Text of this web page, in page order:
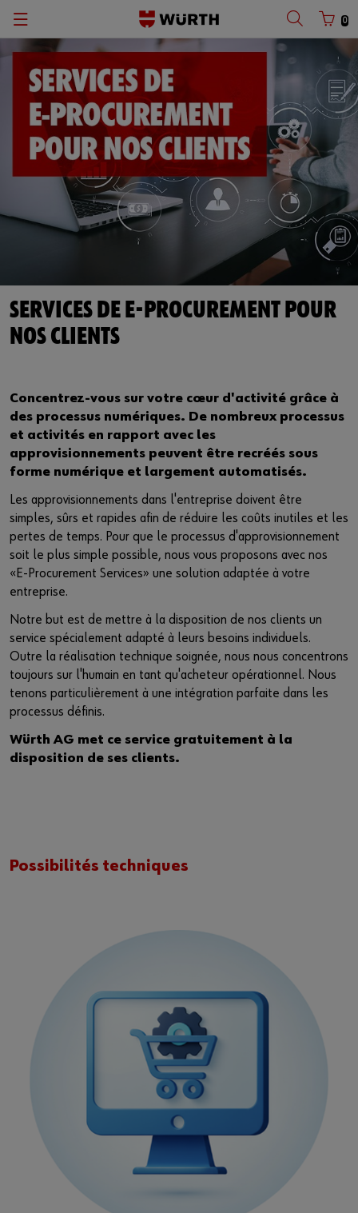
0
SERVICES DE E-PROCUREMENT POUR
NOS CLIENTS
Concentrez-vous sur votre cœur d'activité grâce à
des processus numériques. De nombreux processus
et activités en rapport avec les
approvisionnements peuvent être recréés sous
forme numérique et largement automatisés.
Les approvisionnements dans l'entreprise doivent être
simples, sûrs et rapides afin de réduire les coûts inutiles et les
pertes de temps. Pour que le processus d'approvisionnement
soit le plus simple possible, nous vous proposons avec nos
«E-Procurement Services» une solution adaptée à votre
entreprise.
Notre but est de mettre à la disposition de nos clients un
service spécialement adapté à leurs besoins individuels.
Outre la réalisation technique soignée, nous nous concentrons
toujours sur l'humain en tant qu'acheteur opérationnel. Nous
tenons particulièrement à une intégration parfaite dans les
processus définis.
Würth AG met ce service gratuitement à la
disposition de ses clients.
Possibilités techniques